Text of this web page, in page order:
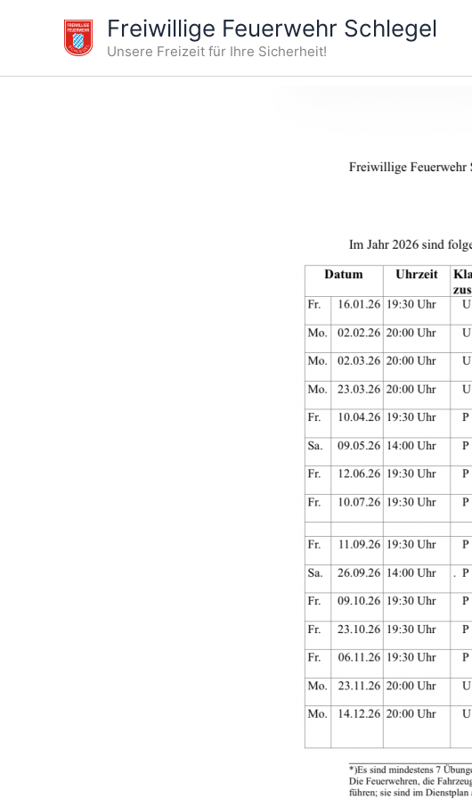
Freiwillige Feuerwehr Schlegel
Unsere Freizeit für Ihre Sicherheit!